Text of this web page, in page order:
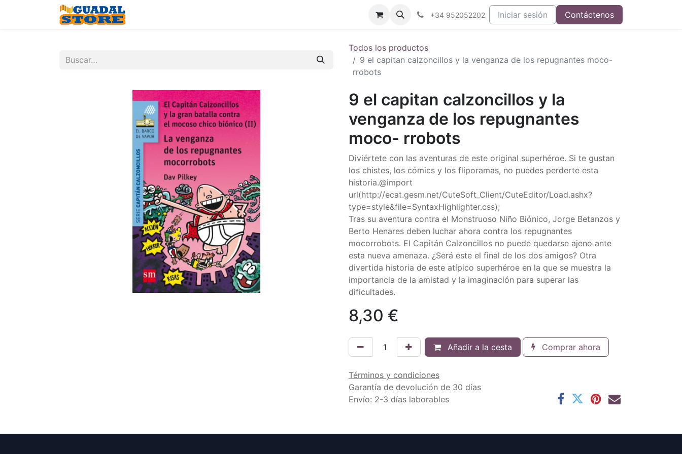
+34 952052202 Iniciar sesión Contáctenos
Todos los productos
9 el capitan calzoncillos y la venganza de los repugnantes moco-
rrobots
9 el capitan calzoncillos y la
venganza de los repugnantes
moco- rrobots
Diviértete con las aventuras de este original superhéroe. Si te gustan
los chistes, los cómics y los fliporamas, no puedes perderte esta
historia.@import
url(http://ecat.gesm.net/CuteSoft_Client/CuteEditor/Load.ashx?
type=style&file=SyntaxHighlighter.css);
Tras su aventura contra el Monstruoso Niño Biónico, Jorge Betanzos y
Berto Henares deben luchar ahora contra los repugnantes
mocorrobots. El Capitán Calzoncillos no puede quedarse ajeno ante
esta nueva amenaza. ¿Será este el final de los dos amigos? Otra
divertida historia de este atípico superhéroe en la que se muestra la
importancia de la amistad y la imaginación para superar las
dificultades.
8,30 €
Añadir a la cesta Comprar ahora
Términos y condiciones
Garantía de devolución de 30 días
Envío: 2-3 días laborables